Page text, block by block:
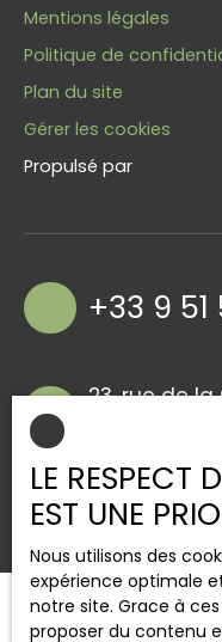
Mentions légales
Politique de
Plan du site
Gérer les cookies
Propulsé par
+33 9
23, rue de la
LE RESPECT
EST UNE
Nous utilisons des
expérience optimale
notre site. Grace à
proposer du contenu